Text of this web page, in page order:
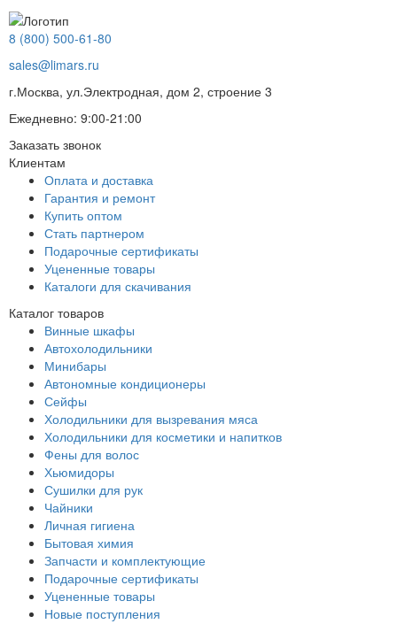
8 (800) 500-61-80
sales@limars.ru
г.Москва, ул.Электродная, дом 2, строение 3
Ежедневно: 9:00-21:00
Заказать звонок
Клиентам
Оплата и доставка
Гарантия и ремонт
Купить оптом
Стать партнером
Подарочные сертификаты
Уцененные товары
Каталоги для скачивания
Каталог товаров
Винные шкафы
Автохолодильники
Минибары
Автономные кондиционеры
Сейфы
Холодильники для вызревания мяса
Холодильники для косметики и напитков
Фены для волос
Хьюмидоры
Сушилки для рук
Чайники
Личная гигиена
Бытовая химия
Запчасти и комплектующие
Подарочные сертификаты
Уцененные товары
Новые поступления